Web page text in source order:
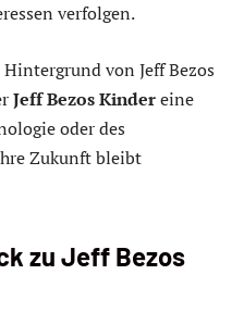
verfolgen.
von Jeff Bezos
Jeff Bezos Kindereine
oder des
Zukunft bleibt
zu Jeff Bezos